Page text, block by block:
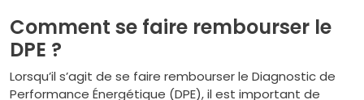
Comment se faire rembourser le
DPE ?
Lorsqu’il s’agit de se faire rembourser le Diagnostic de
Performance Énergétique (DPE), il est important de